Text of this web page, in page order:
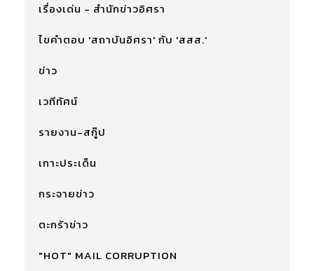
เรื่องเด่น - สำนักข่าวอิศรา
ไขคำตอบ 'สถาบันอิศรา' กับ 'สสส.'
ข่าว
เวทีทัศน์
รายงาน-สกู๊ป
เกาะประเด็น
กระจายข่าว
ตะกร้าข่าว
"HOT" MAIL CORRUPTION